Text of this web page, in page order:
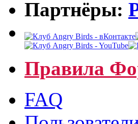
Партнёры:
Правила
FAQ